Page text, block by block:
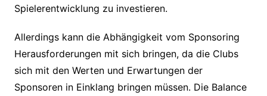
Spielerentwicklung zu investieren.
Allerdings kann die Abhängigkeit vom Sponsoring
Herausforderungen mit sich bringen, da die Clubs
sich mit den Werten und Erwartungen der
Sponsoren in Einklang bringen müssen. Die Balance